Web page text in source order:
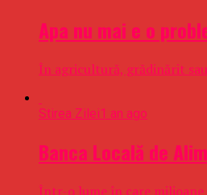
Apa nu mai e o
În agricultură, grădinărit
Stirea Zilei1 an ago
Banca Locală de
Într-o lume în care milioane